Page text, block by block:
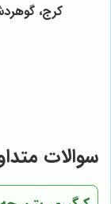
کرج، گوهردشت، فاز3، بلوک
سوالات